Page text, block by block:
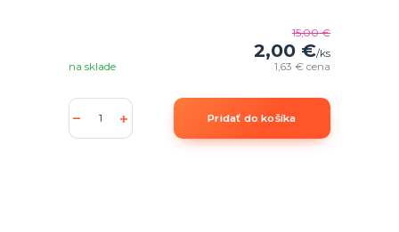
15,00 €
2,00 €/ks
1,63 €cena
na sklade
Pridať do košíka